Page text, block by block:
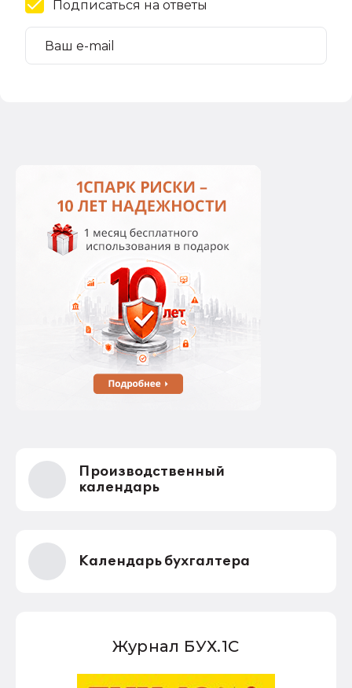
Подписаться на ответы
Производственный
календарь
Календарь бухгалтера
Журнал БУХ.1С